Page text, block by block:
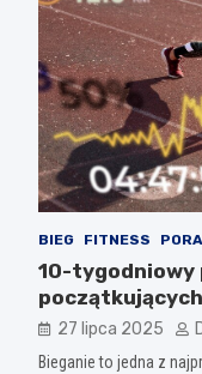
BIEG FITNESS
10-tygodniowy
27 lipca 2025
Bieganie to jedna z